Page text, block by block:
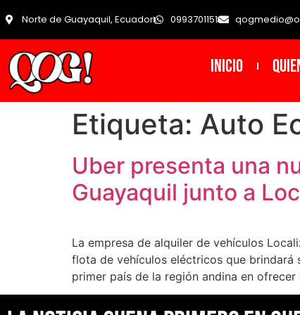
Norte de Guayaquil, Ecuador 0993701151
INICIO
Etiqueta: Auto
Uber presenta una
Guayaquil junto a
La empresa de alquiler de vehículos
flota de vehículos eléctricos que brindará
primer país de la región andina en